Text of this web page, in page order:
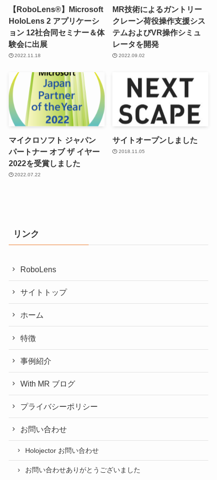
【RoboLens®】Microsoft
HoloLens 2 アプリケーシ
ョン 12社合同セミナー＆体
験会に出展
2022.11.18
MR技術によるガントリー
クレーン荷役操作支援シス
テムおよびVR操作シミュ
レータを開発
2022.09.02
マイクロソフト ジャパン
パートナー オブ ザ イヤー
2022を受賞しました
2022.07.22
サイトオープンしました
2018.11.05
リンク
RoboLens
サイトトップ
ホーム
特徴
事例紹介
With MR ブログ
プライバシーポリシー
お問い合わせ
Holojector お問い合わせ
お問い合わせありがとうございました